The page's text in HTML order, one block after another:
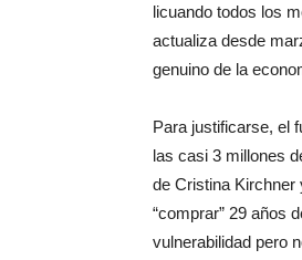
licuando todos los
actualiza desde
genuino de la
Para justificarse, el
las casi 3 millones
de Cristina Kirchner
“comprar” 29 años
vulnerabilidad pero